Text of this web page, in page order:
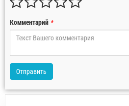
Комментарий *
Отправить